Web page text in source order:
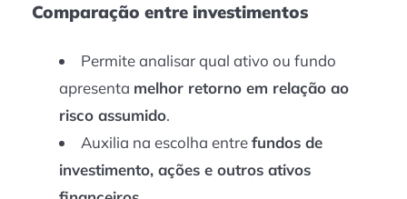
Comparação entre investimentos
Permite analisar qual ativo ou fundo
apresenta melhor retorno em relação ao
risco assumido.
Auxilia na escolha entrefundos de
investimento, ações e outros ativos